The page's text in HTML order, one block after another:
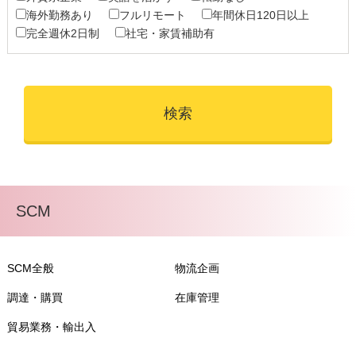
海外勤務あり
フルリモート
年間休日120日以上
完全週休2日制
社宅・家賃補助有
SCM
SCM全般 物流企画
調達・購買 在庫管理
貿易業務・輸出入